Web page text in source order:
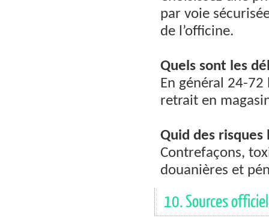
par voie
de l’officine.
Quels sont les
En général 24-
retrait en
Quid des risques
Contrefaçons,
douanières et
10. Sources